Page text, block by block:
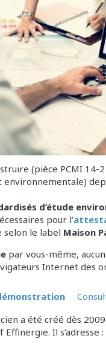
(pièce PCMI 14-
d’étude
pour l’
selon le label Maison
par vous-même,
Internet des
a été créé dès
Il s’adresse :